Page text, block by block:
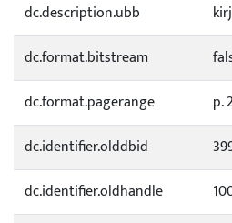
dc.description.ubb
dc.format.bitstream
dc.format.pagerange
p.
dc.identifier.olddbid
dc.identifier.oldhandle